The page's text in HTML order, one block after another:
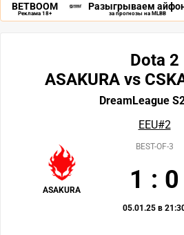
BETBOOM
Реклама 18+
Разыгрываем
за прогнозы на MLBB
Dota 2
ASAKURA vs
DreamLeague
EEU#2
ASAKURA
BEST-OF-3
1 : 0
05.01.25 в